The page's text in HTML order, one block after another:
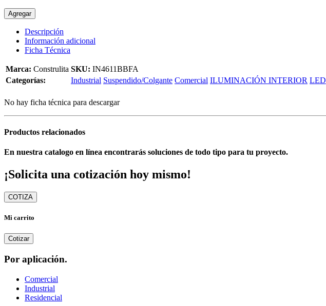
Agregar
Descripción
Información adicional
Ficha Técnica
Marca: Construlita SKU: IN4611BBFA
Categorías:
Industrial Suspendido/Colgante Comercial ILUMINACIÓN INTERIOR LED
No hay ficha técnica para descargar
Productos relacionados
En nuestra catalogo en línea encontrarás soluciones de todo tipo para tu proyecto.
¡Solicita una cotización hoy mismo!
COTIZA
Mi carrito
Cotizar
Por aplicación.
Comercial
Industrial
Residencial